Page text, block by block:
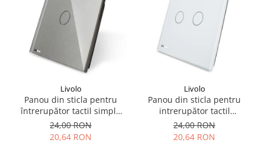
Livolo
Panou din sticla pentru
întrerupător tactil simplu
Livolo
24,00 RON
20,64 RON
Livolo
Panou din sticla pentru
intrerupător tactil
dublu,Livolo
24,00 RON
20,64 RON